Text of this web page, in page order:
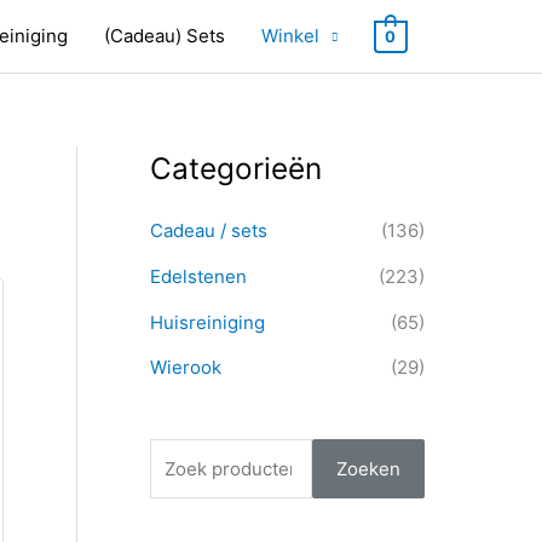
(Cadeau) Sets Winkel 0
Categorieën
Cadeau / sets
(136)
Edelstenen
(223)
Huisreiniging
(65)
Wierook
(29)
Z
e
k
n
Zoeken